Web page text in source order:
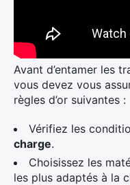
Avant d’entamer les
vous devez vous
règles d’or suivantes :
Vérifiez les
charge.
Choisissez les
les plus adaptés à la